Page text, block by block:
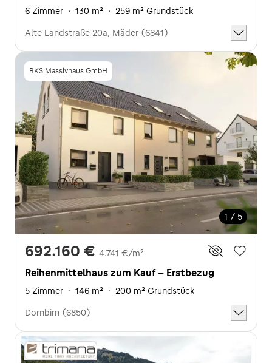
6 Zimmer · 130 m² · 259 m² Grundstück
Alte Landstraße 20a, Mäder (6841)
BKS Massivhaus GmbH
1 / 5
692.160 € 4.741 €/m²
Reihenmittelhaus zum Kauf - Erstbezug
5 Zimmer · 146 m² · 200 m² Grundstück
Dornbirn (6850)